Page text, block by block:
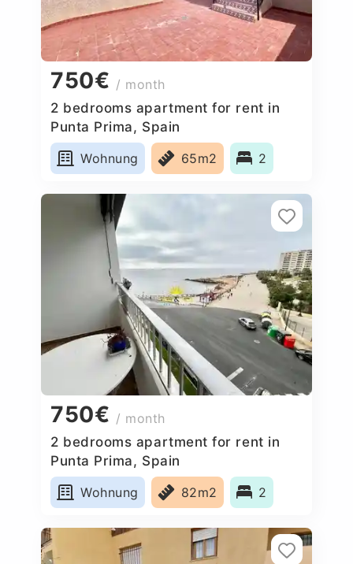
750€ / month
2 bedrooms apartment for rent in
Punta Prima, Spain
Wohnung
65m2 2
750€ / month
2 bedrooms apartment for rent in
Punta Prima, Spain
Wohnung
82m2 2